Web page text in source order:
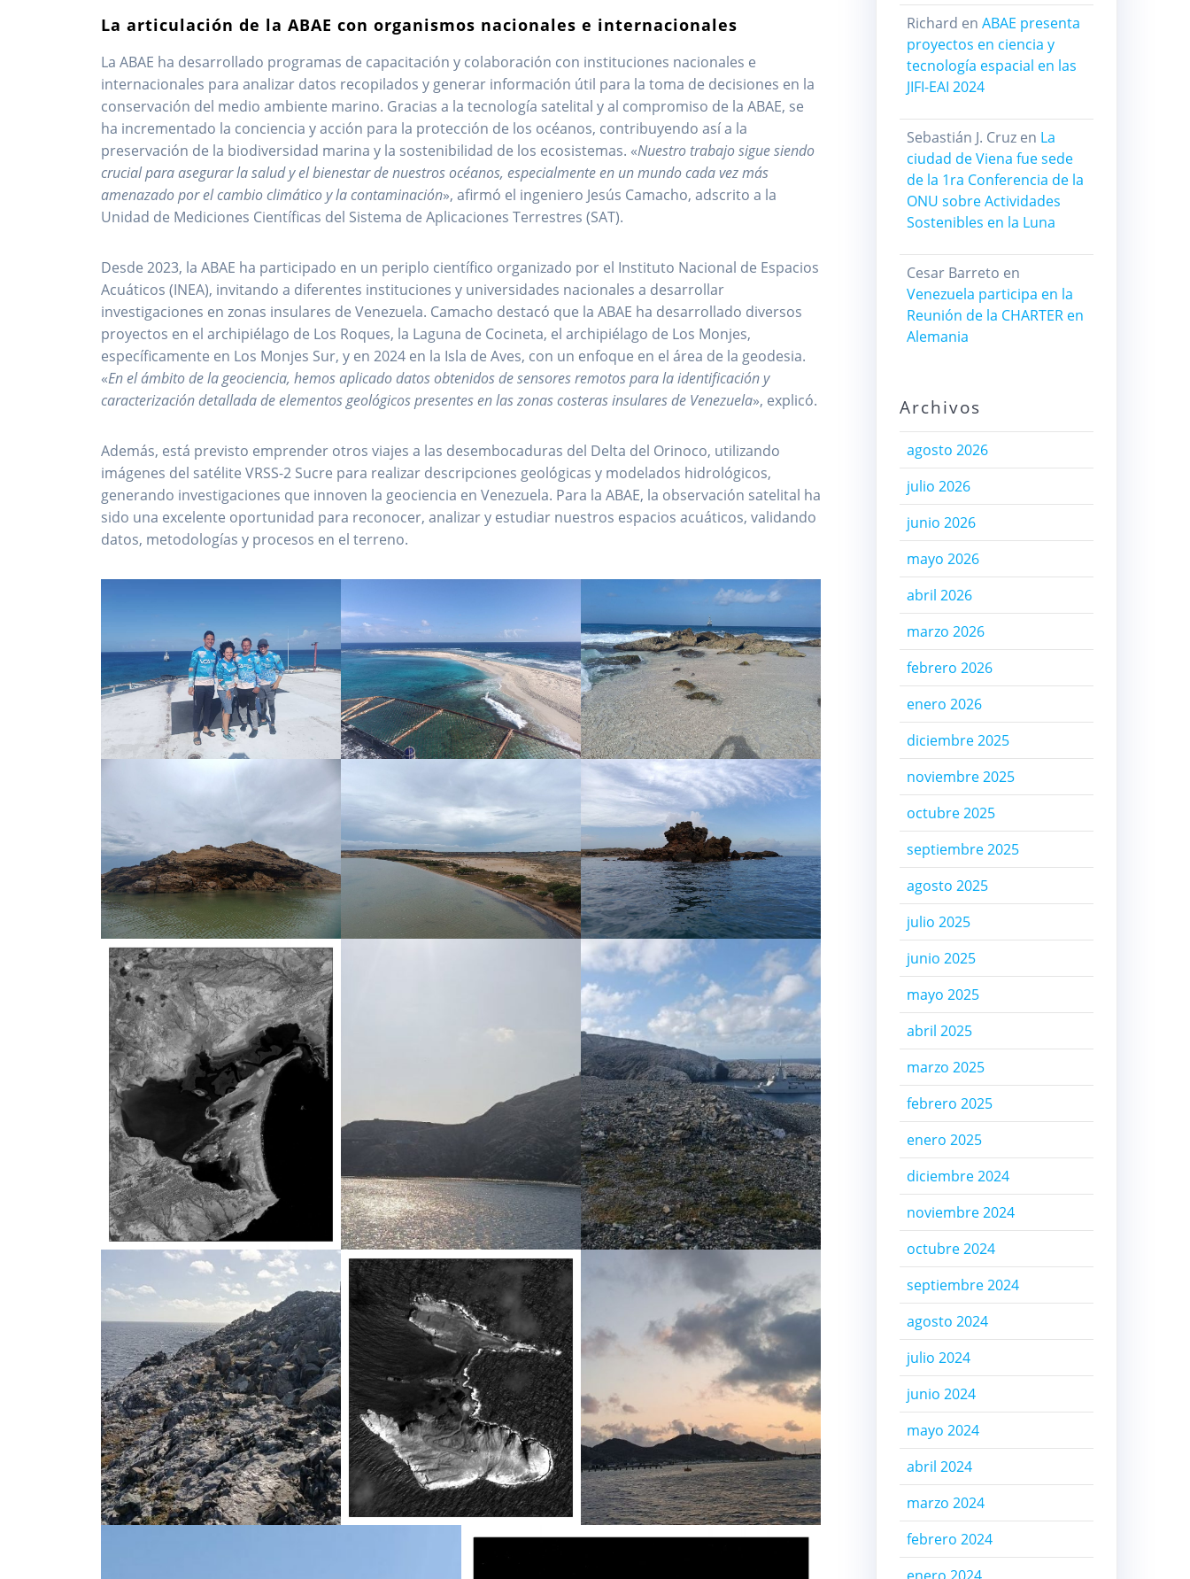
La articulación de la ABAE con organismos nacionales e internacionales
La ABAE ha desarrollado programas de capacitación y colaboración con instituciones nacionales e
internacionales para analizar datos recopilados y generar información útil para la toma de decisiones en la
conservación del medio ambiente marino. Gracias a la tecnología satelital y al compromiso de la ABAE, se
ha incrementado la conciencia y acción para la protección de los océanos, contribuyendo así a la
preservación de la biodiversidad marina y la sostenibilidad de los ecosistemas. «Nuestro trabajo sigue siendo
crucial para asegurar la salud y el bienestar de nuestros océanos, especialmente en un mundo cada vez más
amenazado por el cambio climático y la contaminación», afirmó el ingeniero Jesús Camacho, adscrito a la
Unidad de Mediciones Científicas del Sistema de Aplicaciones Terrestres (SAT).
Desde 2023, la ABAE ha participado en un periplo científico organizado por el Instituto Nacional de Espacios
Acuáticos (INEA), invitando a diferentes instituciones y universidades nacionales a desarrollar
investigaciones en zonas insulares de Venezuela. Camacho destacó que la ABAE ha desarrollado diversos
proyectos en el archipiélago de Los Roques, la Laguna de Cocineta, el archipiélago de Los Monjes,
específicamente en Los Monjes Sur, y en 2024 en la Isla de Aves, con un enfoque en el área de la geodesia.
«En el ámbito de la geociencia, hemos aplicado datos obtenidos de sensores remotos para la identificación y
caracterización detallada de elementos geológicos presentes en las zonas costeras insulares de Venezuela», explicó.
Además, está previsto emprender otros viajes a las desembocaduras del Delta del Orinoco, utilizando
imágenes del satélite VRSS-2 Sucre para realizar descripciones geológicas y modelados hidrológicos,
generando investigaciones que innoven la geociencia en Venezuela. Para la ABAE, la observación satelital ha
sido una excelente oportunidad para reconocer, analizar y estudiar nuestros espacios acuáticos, validando
datos, metodologías y procesos en el terreno.
Richard en ABAE presenta
proyectos en ciencia y
tecnología espacial en las
JIFI-EAI 2024
Sebastián J. Cruzen La
ciudad de Viena fue sede
de la 1ra Conferencia de la
ONU sobre Actividades
Sostenibles en la Luna
Cesar Barreto en
Venezuela participa en la
Reunión de la CHARTER en
Alemania
Archivos
agosto 2026
julio 2026
junio 2026
mayo 2026
abril 2026
marzo 2026
febrero 2026
enero 2026
diciembre 2025
noviembre 2025
octubre 2025
septiembre 2025
agosto 2025
julio 2025
junio 2025
mayo 2025
abril 2025
marzo 2025
febrero 2025
enero 2025
diciembre 2024
noviembre 2024
octubre 2024
septiembre 2024
agosto 2024
julio 2024
junio 2024
mayo 2024
abril 2024
marzo 2024
febrero 2024